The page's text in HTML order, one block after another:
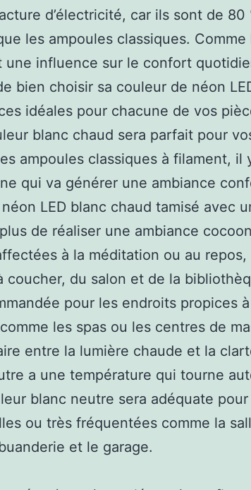
d’électricité, car ils sont de 80
les ampoules classiques.
une influence sur le confort
bien choisir sa couleur de néon
idéales pour chacune de vos
blanc chaud sera parfait pour
ampoules classiques à filament, il
qui va générer une ambiance
LED blanc chaud tamisé avec
de réaliser une ambiance
à la méditation ou au repos,
coucher, du salon et de la
pour les endroits propices
les spas ou les centres de
entre la lumière chaude et la
a une température qui tourne
blanc neutre sera adéquate
ou très fréquentées comme la
et le garage.